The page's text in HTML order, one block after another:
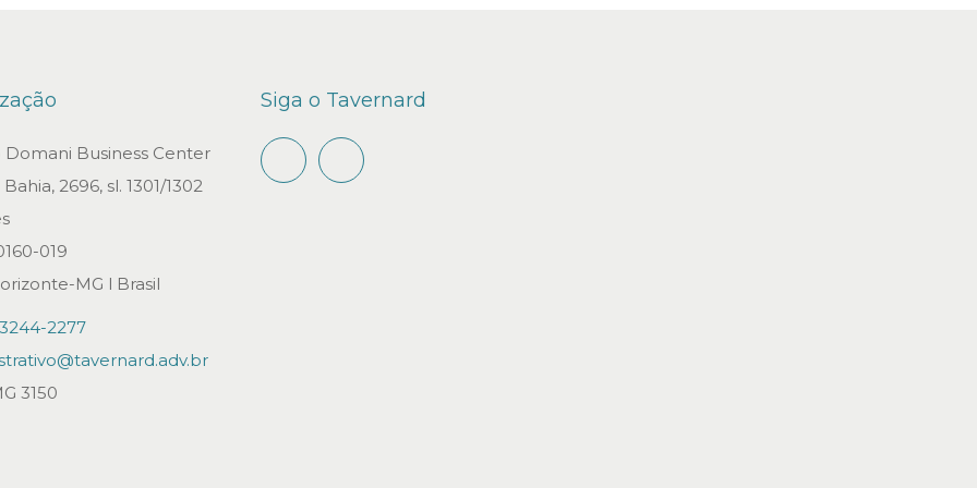
Domani Business Center
2696, sl. 1301/1302
019
MG l Brasil
2277
3150
Siga o Tavernard